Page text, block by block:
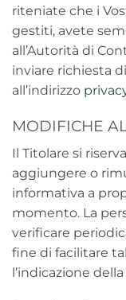
riteniate che i
gestiti, avete
all’Autorità di
inviare richiesta
all’indirizzo
MODIFICHE
Il Titolare si
aggiungere o
informativa a
momento. La
verificare
fine di facilitare
l’indicazione